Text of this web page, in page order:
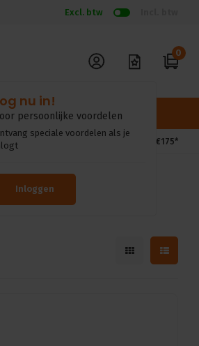
Excl. btw
0
Gratis verzendkosten vanaf €175*